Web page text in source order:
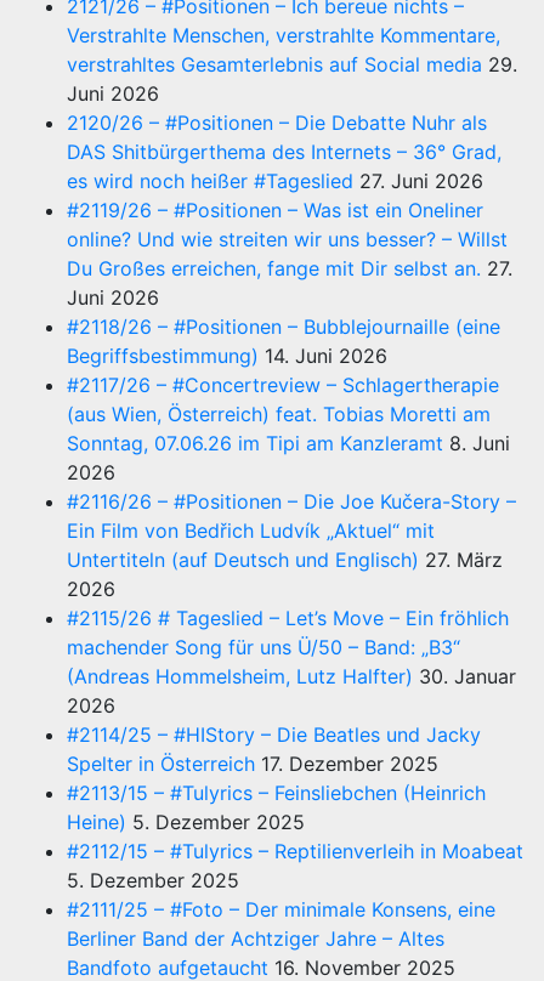
2121/26 – #Positionen – Ich bereue nichts –
Verstrahlte Menschen, verstrahlte Kommentare,
verstrahltes Gesamterlebnis auf Social media 29.
Juni 2026
2120/26 – #Positionen – Die Debatte Nuhr als
DAS Shitbürgerthema des Internets – 36° Grad,
es wird noch heißer #Tageslied 27. Juni 2026
#2119/26 – #Positionen – Was ist ein Oneliner
online? Und wie streiten wir uns besser? – Willst
Du Großes erreichen, fange mit Dir selbst an. 27.
Juni 2026
#2118/26 – #Positionen – Bubblejournaille (eine
Begriffsbestimmung) 14. Juni 2026
#2117/26 – #Concertreview – Schlagertherapie
(aus Wien, Österreich) feat. Tobias Moretti am
Sonntag, 07.06.26 im Tipi am Kanzleramt 8. Juni
2026
#2116/26 – #Positionen – Die Joe Kučera-Story –
Ein Film von Bedřich Ludvík „Aktuel“ mit
Untertiteln (auf Deutsch und Englisch) 27. März
2026
#2115/26 # Tageslied – Let’s Move – Ein fröhlich
machender Song für uns Ü/50 – Band: „B3“
(Andreas Hommelsheim, Lutz Halfter) 30. Januar
2026
#2114/25 – #HIStory – Die Beatles und Jacky
Spelter in Österreich 17. Dezember 2025
#2113/15 – #Tulyrics – Feinsliebchen (Heinrich
Heine) 5. Dezember 2025
#2112/15 – #Tulyrics – Reptilienverleih in Moabeat
5. Dezember 2025
#2111/25 – #Foto – Der minimale Konsens, eine
Berliner Band der Achtziger Jahre – Altes
Bandfoto aufgetaucht 16. November 2025